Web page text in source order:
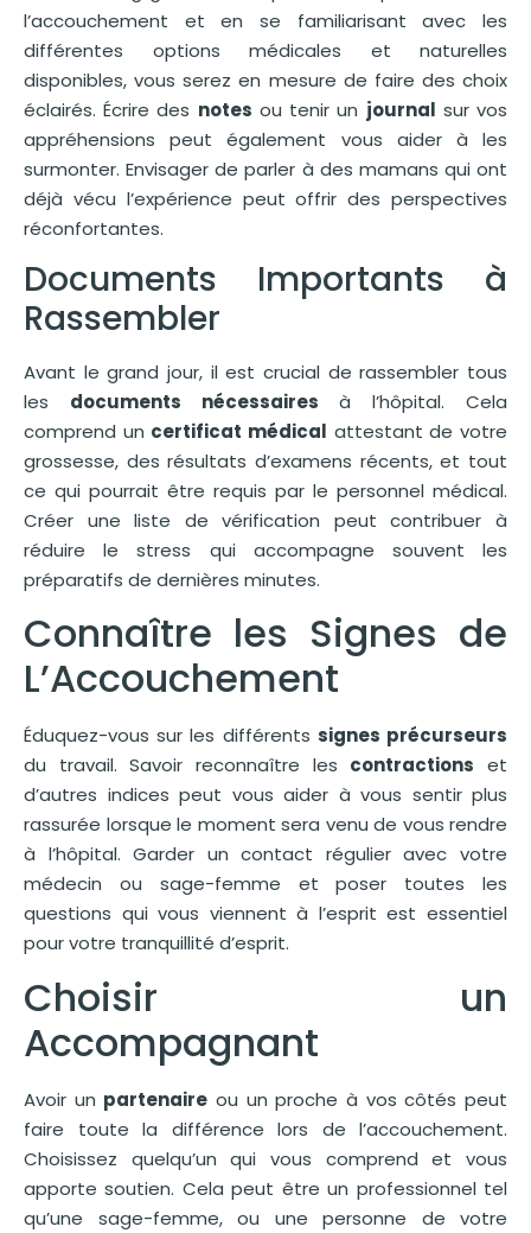
l’accouchement et en se familiarisant avec les
différentes options médicales et naturelles
disponibles, vous serez en mesure de faire des choix
éclairés. Écrire des notes ou tenir un journal sur vos
appréhensions peut également vous aider à les
surmonter. Envisager de parler à des mamans qui ont
déjà vécu l’expérience peut offrir des perspectives
réconfortantes.
Documents Importants à
Rassembler
Avant le grand jour, il est crucial de rassembler tous
les documents nécessaires à l’hôpital. Cela
comprend un certificat médical attestant de votre
grossesse, des résultats d’examens récents, et tout
ce qui pourrait être requis par le personnel médical.
Créer une liste de vérification peut contribuer à
réduire le stress qui accompagne souvent les
préparatifs de dernières minutes.
Connaître les Signes de
L’Accouchement
Éduquez-vous sur les différents signes précurseurs
du travail. Savoir reconnaître les contractions et
d’autres indices peut vous aider à vous sentir plus
rassurée lorsque le moment sera venu de vous rendre
à l’hôpital. Garder un contact régulier avec votre
médecin ou sage-femme et poser toutes les
questions qui vous viennent à l’esprit est essentiel
pour votre tranquillité d’esprit.
Choisir un
Accompagnant
Avoir un partenaire ou un proche à vos côtés peut
faire toute la différence lors de l’accouchement.
Choisissez quelqu’un qui vous comprend et vous
apporte soutien. Cela peut être un professionnel tel
qu’une sage-femme, ou une personne de votre